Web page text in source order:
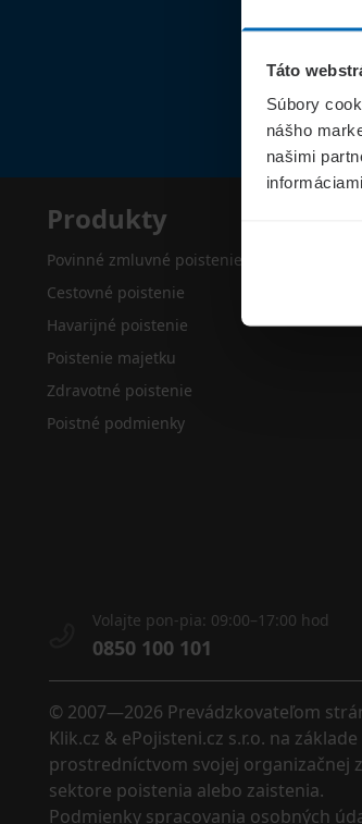
Táto
Súbory
nášho
našimi
Produkty
Povinné zmluvné poistenie
Cestovné poistenie
Havarijné poistenie
Poistenie majetku
Zdravotné poistenie
Poistné podmienky
Volajte pon-pia: 09:00–17:00 hod
0850 100 101
© 2007—2026 Prevádzkovateľom
Klik.cz & ePojisteni.cz s.r.o. na
prostredníctvom svojej organizačnej
sektore poistenia alebo zaistenia.
Podmienky spracovania osobných